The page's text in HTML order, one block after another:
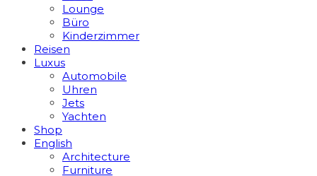
Lounge
Büro
Kinderzimmer
Reisen
Luxus
Automobile
Uhren
Jets
Yachten
Shop
English
Architecture
Furniture